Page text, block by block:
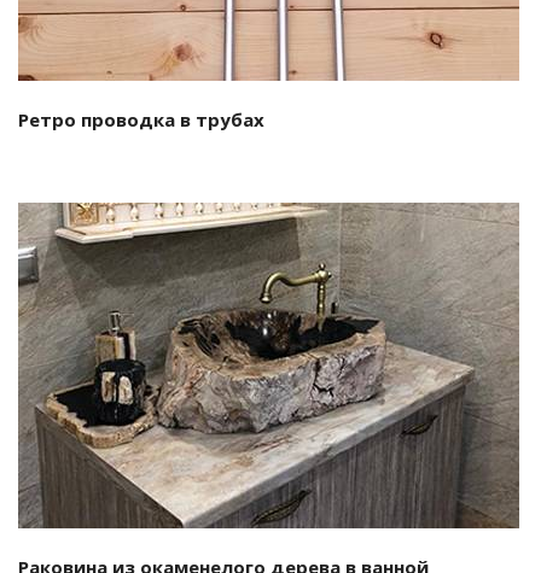
Ретро проводка в трубах
Смотреть проект
Раковина из окаменелого дерева в ванной